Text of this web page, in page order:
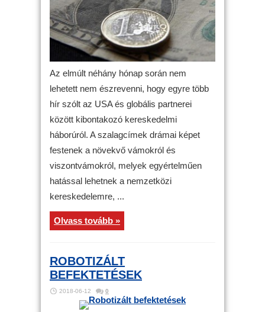
Az elmúlt néhány hónap során nem
lehetett nem észrevenni, hogy egyre több
hír szólt az USA és globális partnerei
között kibontakozó kereskedelmi
háborúról. A szalagcímek drámai képet
festenek a növekvő vámokról és
viszontvámokról, melyek egyértelműen
hatással lehetnek a nemzetközi
kereskedelemre, ...
Olvass tovább »
ROBOTIZÁLT
BEFEKTETÉSEK
2018-06-12 0